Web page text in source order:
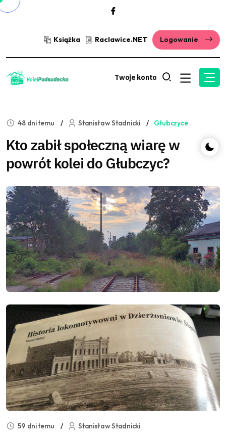
Książka Raclawice.NET Logowanie
Twoje konto
48 dni temu Stanisław Stadnicki Głubczyce
Kto zabił społeczną wiarę w
powrót kolei do Głubczyc?
59 dni temu Stanisław Stadnicki